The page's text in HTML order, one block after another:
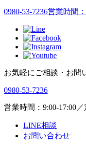
0980-53-7236営業時間
お気軽にご相談・お問
0980-53-7236
営業時間：9:00-17:00
LINE相談
お問い合わせ